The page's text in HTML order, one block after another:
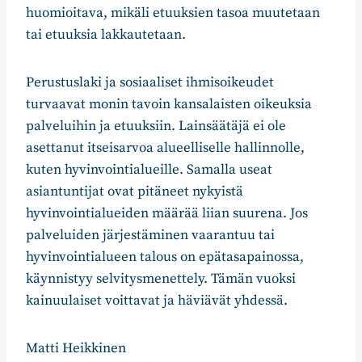
huomioitava, mikäli etuuksien tasoa muutetaan
tai etuuksia lakkautetaan.
Perustuslaki ja sosiaaliset ihmisoikeudet
turvaavat monin tavoin kansalaisten oikeuksia
palveluihin ja etuuksiin. Lainsäätäjä ei ole
asettanut itseisarvoa alueelliselle hallinnolle,
kuten hyvinvointialueille. Samalla useat
asiantuntijat ovat pitäneet nykyistä
hyvinvointialueiden määrää liian suurena. Jos
palveluiden järjestäminen vaarantuu tai
hyvinvointialueen talous on epätasapainossa,
käynnistyy selvitysmenettely. Tämän vuoksi
kainuulaiset voittavat ja häviävät yhdessä.
Matti Heikkinen